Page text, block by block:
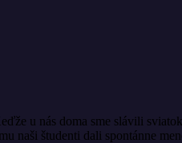
u nás doma sme slávili
naši študenti dali spontánne